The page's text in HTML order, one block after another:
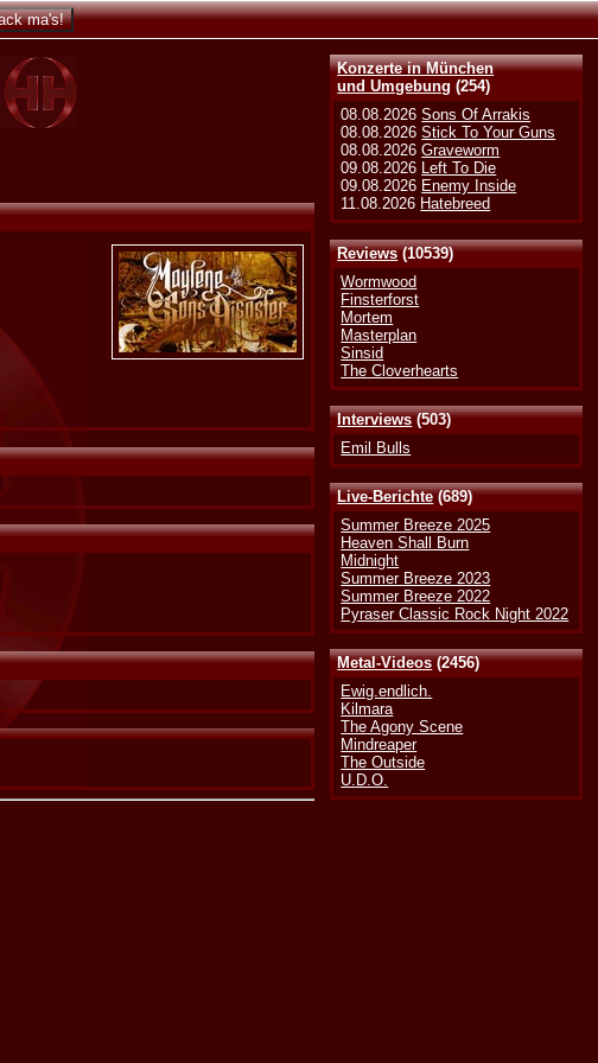
Konzerte in München
und Umgebung (254)
08.08.2026Sons Of Arrakis
08.08.2026Stick To Your Guns
08.08.2026Graveworm
09.08.2026 Left To Die
09.08.2026 Enemy Inside
11.08.2026 Hatebreed
Reviews(10539)
Wormwood
Finsterforst
Mortem
Masterplan
Sinsid
The Cloverhearts
Interviews(503)
Emil Bulls
Live-Berichte(689)
Summer Breeze 2025
Heaven Shall Burn
Midnight
Summer Breeze 2023
Summer Breeze 2022
Pyraser Classic Rock Night 2022
Metal-Videos(2456)
Ewig.endlich.
Kilmara
The Agony Scene
Mindreaper
The Outside
U.D.O.